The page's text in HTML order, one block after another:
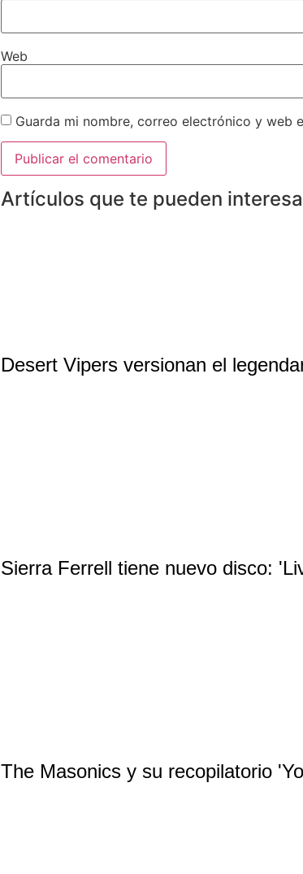
Web
Guarda mi nombre, correo electrónico y web
Artículos que te pueden
Desert Vipers versionan el
Sierra Ferrell tiene nuevo disco:
The Masonics y su recopilatorio